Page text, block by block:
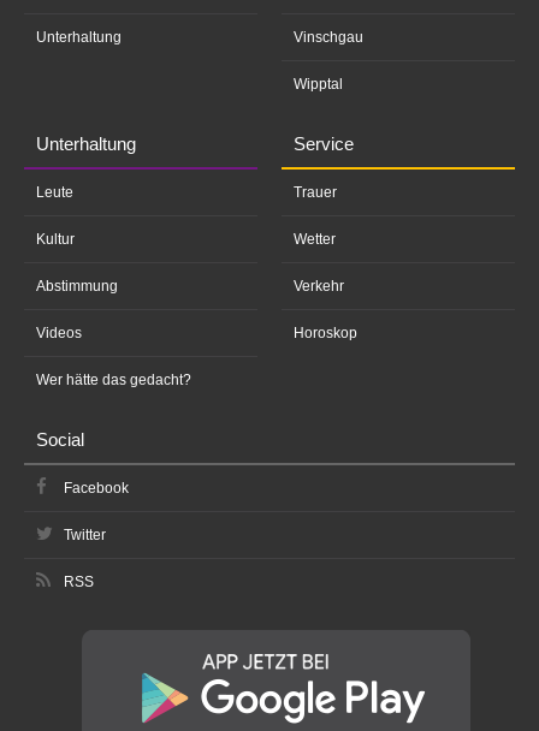
Unterhaltung Vinschgau
Wipptal
Unterhaltung
Leute
Kultur
Abstimmung
Videos
Wer hätte das gedacht?
Service
Trauer
Wetter
Verkehr
Horoskop
Social
Facebook
Twitter
RSS